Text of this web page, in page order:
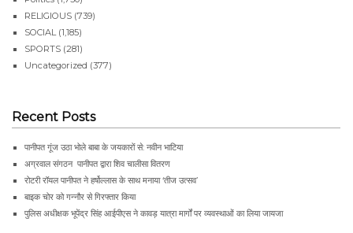
RELIGIOUS (739)
SOCIAL (1,185)
SPORTS (281)
Uncategorized (377)
Recent Posts
पानीपत गूंज उठा भोले बाबा के जयकारों से: नवीन भाटिया
अग्रवाल संगठन पानीपत द्वारा शिव चालीसा वितरण
रोटरी रॉयल पानीपत ने हर्षोल्लास के साथ मनाया ‘तीज उत्सव’
बाइक चोर को गन्नौर से गिरफ्तार किया
पुलिस अधीक्षक भूपेंद्र सिंह आईपीएस ने कावड़ यात्रा मार्गों पर व्यवस्थाओं का लिया जायजा